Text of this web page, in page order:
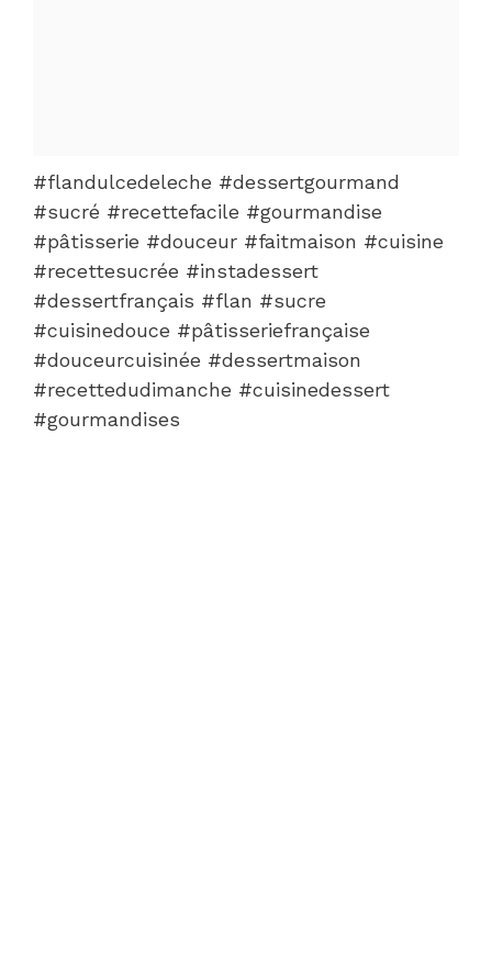
#flandulcedeleche #dessertgourmand
#sucré #recettefacile #gourmandise
#pâtisserie #douceur #faitmaison #cuisine
#recettesucrée #instadessert
#dessertfrançais #flan #sucre
#cuisinedouce #pâtisseriefrançaise
#douceurcuisinée #dessertmaison
#recettedudimanche #cuisinedessert
#gourmandises